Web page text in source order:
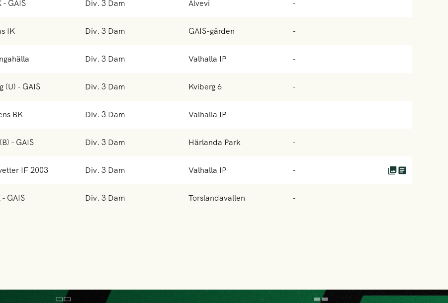
- GAIS Div. 3 Dam Älvevi -
IK Div. 3 Dam GAIS-gården -
Div. 3 Dam Valhalla IP -
(U) - GAIS Div. 3 Dam Kviberg 6 -
BK Div. 3 Dam Valhalla IP -
- GAIS Div. 3 Dam Härlanda Park -
IF 2003 Div. 3 Dam Valhalla IP -
GAIS Div. 3 Dam Torslandavallen -